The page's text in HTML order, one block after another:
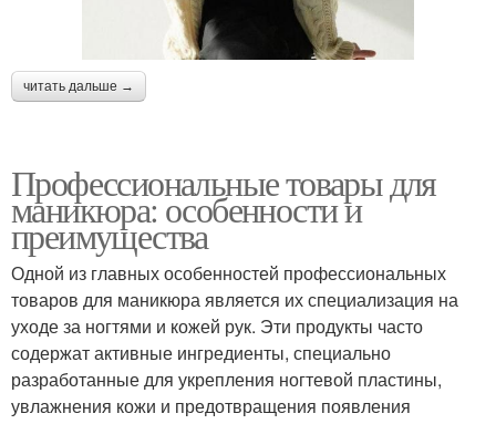
читать дальше →
Профессиональные товары для
маникюра: особенности и
преимущества
Одной из главных особенностей профессиональных
товаров для маникюра является их специализация на
уходе за ногтями и кожей рук. Эти продукты часто
содержат активные ингредиенты, специально
разработанные для укрепления ногтевой пластины,
увлажнения кожи и предотвращения появления